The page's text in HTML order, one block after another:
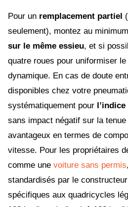
Pour un remplacement partiel
seulement), montez au
sur le même essieu, et si
quatre roues pour uniformiser
dynamique. En cas de doute
disponibles chez votre
systématiquement pour
sans impact négatif sur la
avantageux en termes de
vitesse. Pour les propriétaires
comme une voiture sans permis
standardisés par le
spécifiques aux quadricycles